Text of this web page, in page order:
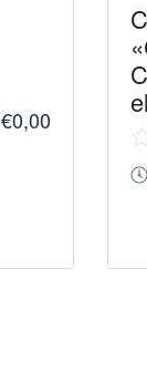
€0,00